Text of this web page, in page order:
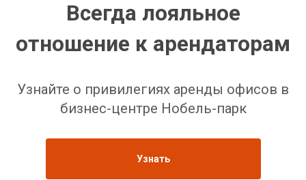
Всегда лояльное
отношение к арендаторам
Узнайте о привилегиях аренды офисов в
бизнес-центре Нобель-парк
Узнать